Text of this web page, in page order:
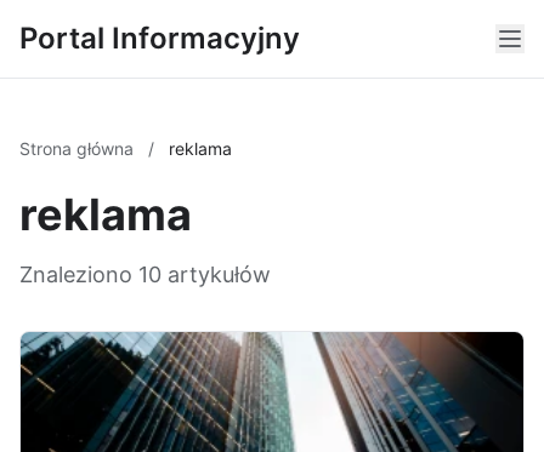
Portal Informacyjny
Strona główna / reklama
reklama
Znaleziono 10 artykułów